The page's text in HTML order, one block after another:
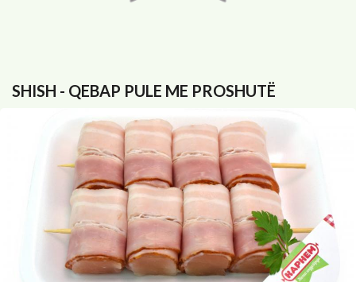
SHISH - QEBAP PULE ME PROSHUTË